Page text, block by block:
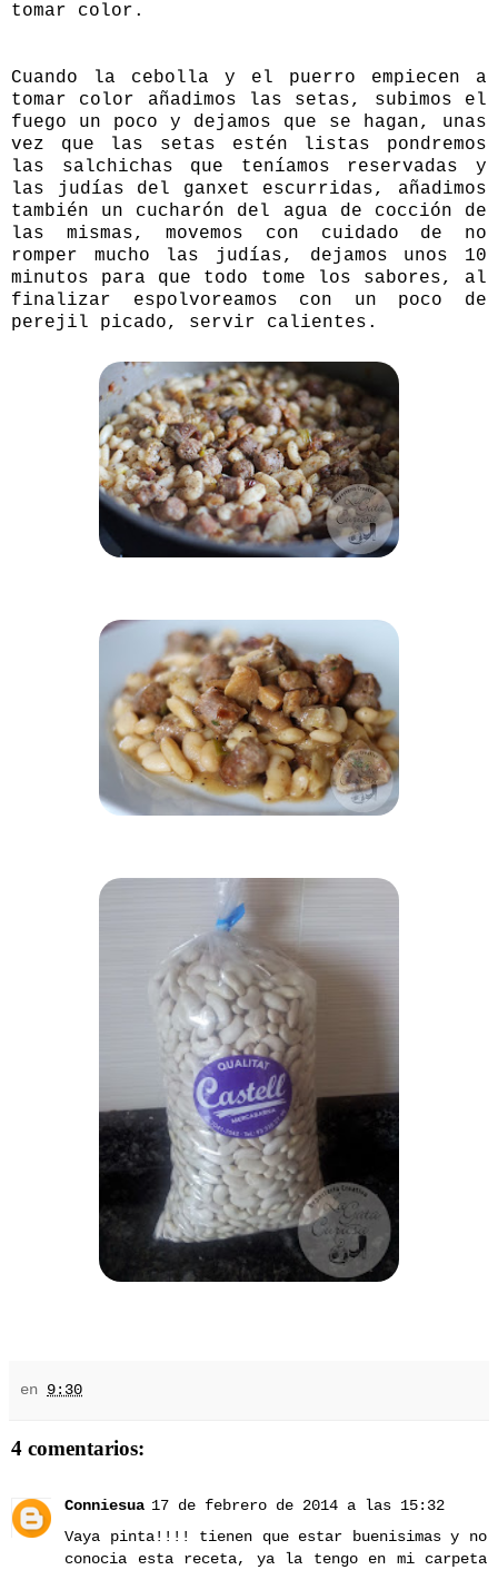
tomar color.
Cuando la cebolla y el puerro empiecen a
tomar color añadimos las setas, subimos el
fuego un poco y dejamos que se hagan, unas
vez que las setas estén listas pondremos
las salchichas que teníamos reservadas y
las judías del ganxet escurridas, añadimos
también un cucharón del agua de cocción de
las mismas, movemos con cuidado de no
romper mucho las judías, dejamos unos 10
minutos para que todo tome los sabores, al
finalizar espolvoreamos con un poco de
perejil picado, servir calientes.
en 9:30
4 comentarios:
Conniesua 17 de febrero de 2014 a las 15:32
Vaya pinta!!!! tienen que estar buenisimas y no
conocia esta receta, ya la tengo en mi carpeta